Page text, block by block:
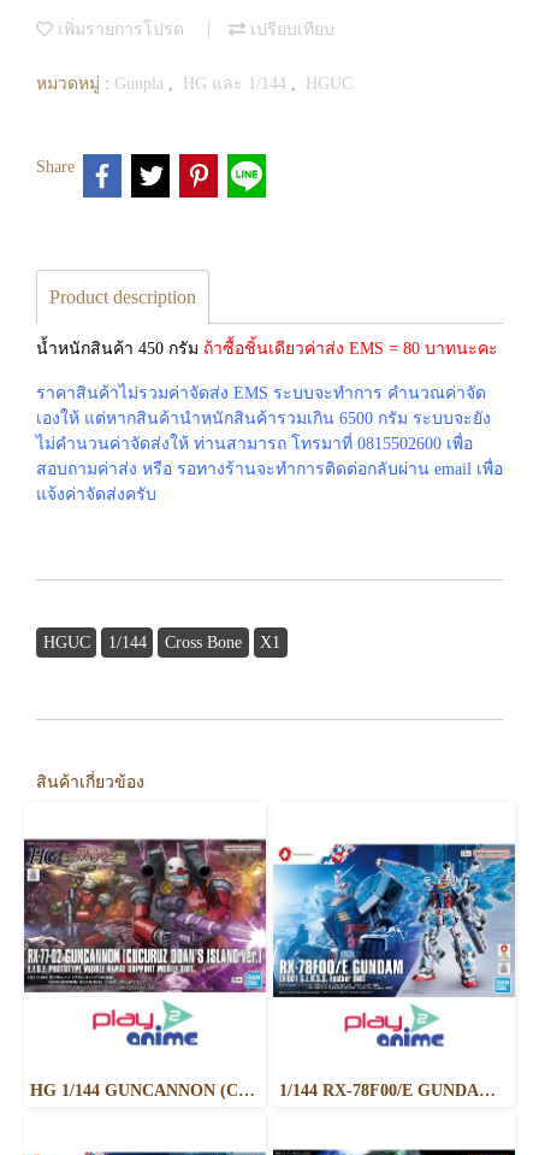
เพิ่มรายการโปรด เปรียบเทียบ
หมวดหมู่ : Gunpla , HG และ 1/144 , HGUC
Share
Product description
น้ำหนักสินค้า 450 กรัม ถ้าซื้อชิ้นเดียวค่าส่ง EMS = 80 บาทนะคะ
ราคาสินค้าไม่รวมค่าจัดส่ง EMS ระบบจะทำการ คำนวณค่าจัด
เองให้ แต่หากสินค้านำหนักสินค้ารวมเกิน 6500 กรัม ระบบจะยัง
ไม่คำนวนค่าจัดส่งให้ ท่านสามารถ โทรมาที่ 0815502600 เพื่อ
สอบถามค่าส่ง หรือ รอทางร้านจะทำการติดต่อกลับผ่าน email เพื่อ
แจ้งค่าจัดส่งครับ
HGUC 1/144 Cross Bone X1
สินค้าเกี่ยวข้อง
HG 1/144 GUNCANNON (CUCURUZ DOAN’S ISLAND VER.) 1/144 RX-78F00/E GUNDAM （EX-001 G.L.R.S.S. Feather UNIT）